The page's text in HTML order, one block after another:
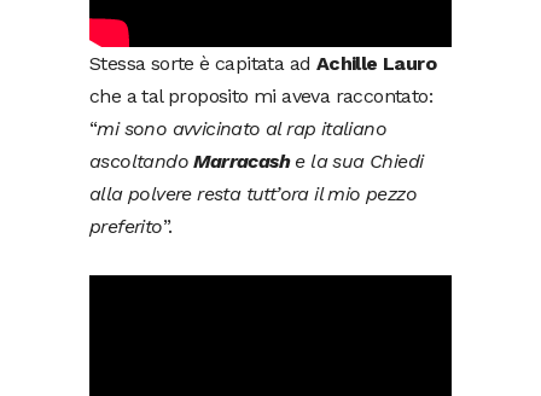
Stessa sorte è capitata ad Achille Lauro
che a tal proposito mi aveva raccontato:
“mi sono avvicinato al rap italiano
ascoltandoMarracashe la sua Chiedi
alla polvere resta tutt’ora il mio pezzo
preferito”.